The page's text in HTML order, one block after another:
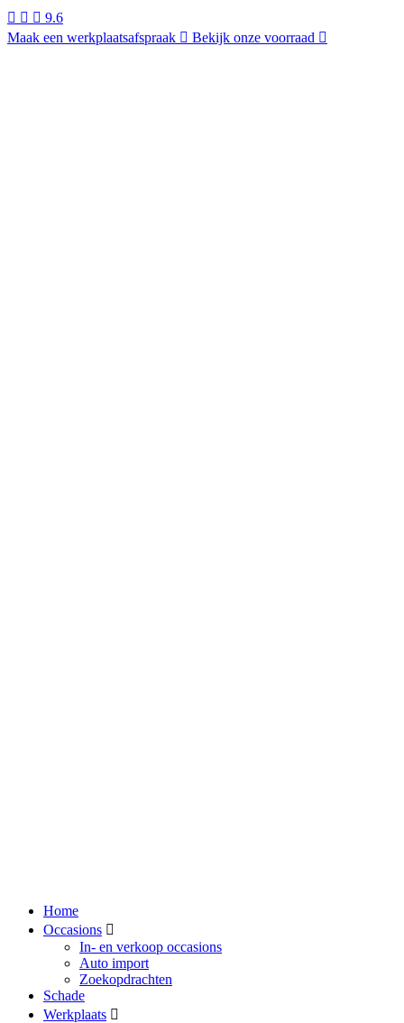
9.6
Maak een werkplaatsafspraak
Bekijk onze voorraad
Home
Occasions
In- en verkoop occasions
Auto import
Zoekopdrachten
Schade
Werkplaats